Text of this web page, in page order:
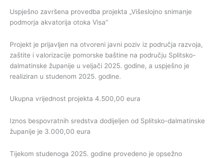
Uspješno završena provedba projekta „Višeslojno snimanje
podmorja akvatorija otoka Visa”
Projekt je prijavljen na otvoreni javni poziv iz područja razvoja,
zaštite i valorizacije pomorske baštine na području Splitsko-
dalmatinske županije u veljači 2025. godine, a uspješno je
realiziran u studenom 2025. godine.
Ukupna vrijednost projekta 4.500,00 eura
Iznos bespovratnih sredstva dodijeljen od Splitsko-dalmatinske
županije je 3.000,00 eura
Tijekom studenoga 2025. godine provedeno je opsežno